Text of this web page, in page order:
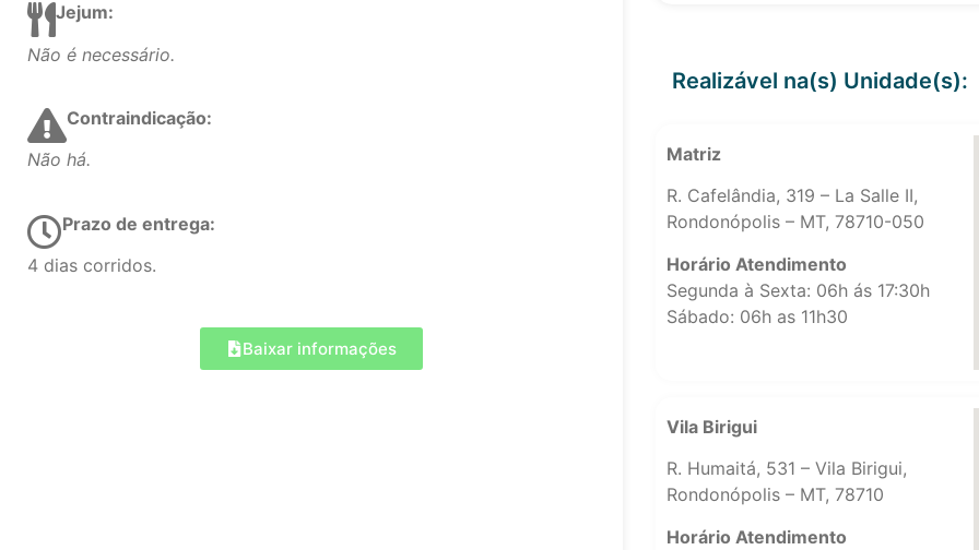
Jejum:
Não é necessário.
Contraindicação:
Não há.
Prazo de entrega:
4 dias corridos.
Baixar informações
Realizável na(s) Unidade(s):
Matriz
R. Cafelândia, 319 – La Salle II,
Rondonópolis – MT, 78710-050
Horário Atendimento
Segunda à Sexta: 06h ás 17:30h
Sábado: 06h as 11h30
Vila Birigui
R. Humaitá, 531 – Vila Birigui,
Rondonópolis – MT, 78710
Horário Atendimento